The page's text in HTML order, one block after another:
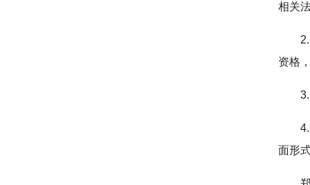
相关
资格
面形